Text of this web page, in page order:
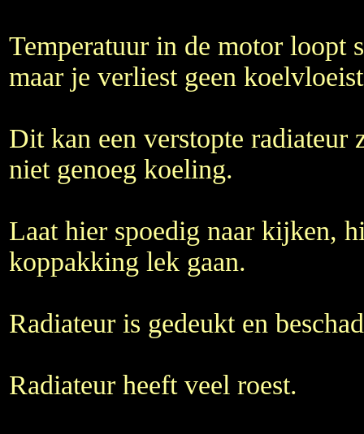
Temperatuur in de motor loopt
maar je verliest geen
Dit kan een verstopte
niet genoeg koeling.
Laat hier spoedig naar kijken,
koppakking lek gaan.
Radiateur is gedeukt en
Radiateur heeft veel roest.